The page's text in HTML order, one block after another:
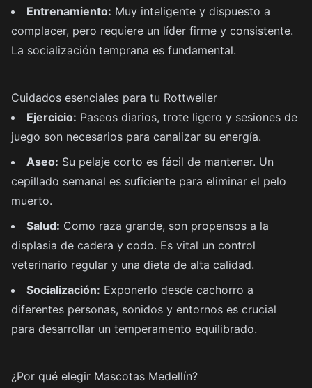
Entrenamiento: Muy inteligente y dispuesto a
complacer, pero requiere un líder firme y consistente.
La socialización temprana es fundamental.
Cuidados esenciales para tu Rottweiler
Ejercicio: Paseos diarios, trote ligero y sesiones de
juego son necesarios para canalizar su energía.
Aseo: Su pelaje corto es fácil de mantener. Un
cepillado semanal es suficiente para eliminar el pelo
muerto.
Salud: Como raza grande, son propensos a la
displasia de cadera y codo. Es vital un control
veterinario regular y una dieta de alta calidad.
Socialización: Exponerlo desde cachorro a
diferentes personas, sonidos y entornos es crucial
para desarrollar un temperamento equilibrado.
¿Por qué elegir Mascotas Medellín?